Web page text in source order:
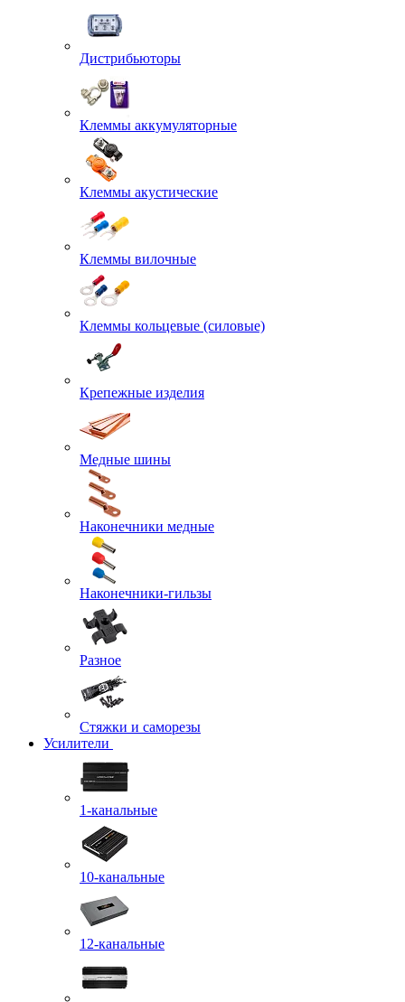
Дистрибьюторы
Клеммы аккумуляторные
Клеммы акустические
Клеммы вилочные
Клеммы кольцевые (силовые)
Крепежные изделия
Медные шины
Наконечники медные
Наконечники-гильзы
Разное
Стяжки и саморезы
Усилители
1-канальные
10-канальные
12-канальные